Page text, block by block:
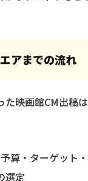
アまでの流れ
た映画館CM出稿
算・ターゲット
選定